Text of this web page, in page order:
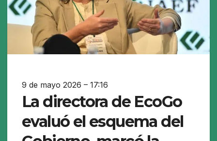
9 de mayo 2026 – 17:16
La directora de EcoGo
evaluó el esquema del